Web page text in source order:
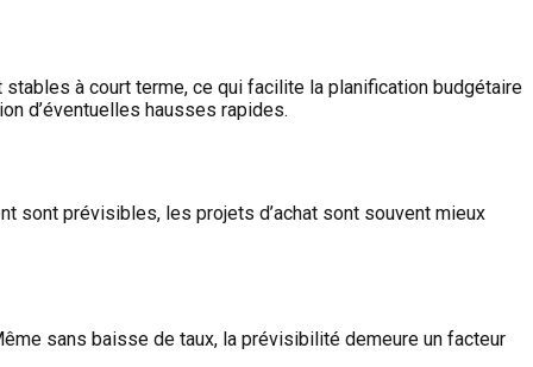
à court terme, ce qui facilite la planification budgétaire
d’éventuelles hausses rapides.
sont prévisibles, les projets d’achat sont souvent mieux
sans baisse de taux, la prévisibilité demeure un facteur